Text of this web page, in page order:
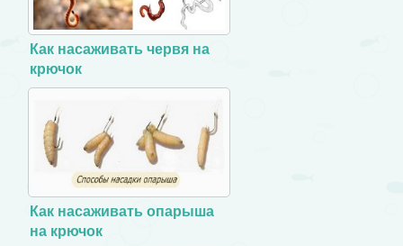
Как насаживать червя на
крючок
Как насаживать опарыша
на крючок